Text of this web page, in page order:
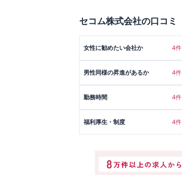
セコム株式会社の口コミ
女性に勧めたい会社か 4件
男性同様の昇進があるか 4件
勤務時間 4件
福利厚生・制度 4件